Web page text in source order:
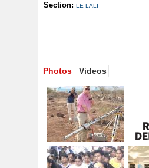
Section: LE LALI
Photos Videos